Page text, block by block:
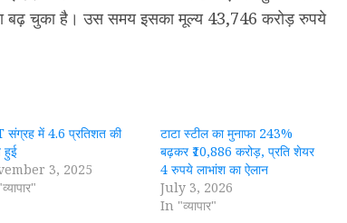
बढ़ चुका है। उस समय इसका मूल्य 43,746 करोड़ रुपये
संग्रह में 4.6 प्रतिशत की
हुई
3, 2025
टाटा स्टील का मुनाफा 243%
बढ़कर ₹10,886 करोड़, प्रति शेयर
4 रुपये लाभांश का ऐलान
July 3, 2026
In "व्यापार"